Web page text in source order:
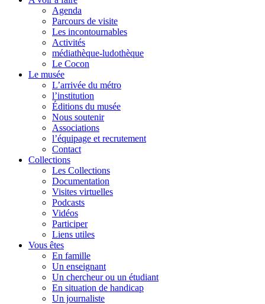
Agenda
Parcours de visite
Les incontournables
Activités
médiathèque-ludothèque
Le Cocon
Le musée
L’arrivée du métro
l’institution
Éditions du musée
Nous soutenir
Associations
l’équipage et recrutement
Contact
Collections
Les Collections
Documentation
Visites virtuelles
Podcasts
Vidéos
Participer
Liens utiles
Vous êtes
En famille
Un enseignant
Un chercheur ou un étudiant
En situation de handicap
Un journaliste